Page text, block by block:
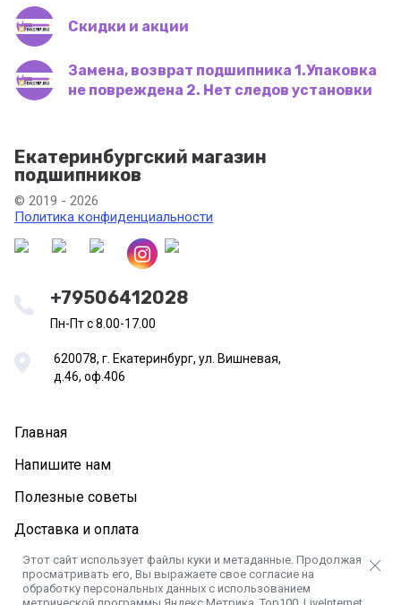
Скидки и акции
Замена, возврат подшипника 1.Упаковка
не повреждена 2. Нет следов установки
Екатеринбургский магазин
подшипников
© 2019 - 2026
Политика конфиденциальности
+79506412028
Пн-Пт с 8.00-17.00
620078, г. Екатеринбург, ул. Вишневая,
д.46, оф.406
Главная
Напишите нам
Полезные советы
Доставка и оплата
Этот сайт использует файлы куки и метаданные. Продолжая
просматривать его, Вы выражаете свое согласие на
обработку персональных данных с использованием